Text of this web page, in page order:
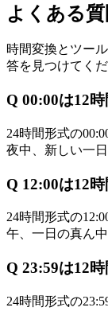
よくある質
時間変換とツー
答を見つけてくだ
Q 00:00は12
24時間形式の
夜中、新しい一
Q 12:00は12
24時間形式の
午、一日の真ん中
Q 23:59は12
24時間形式の